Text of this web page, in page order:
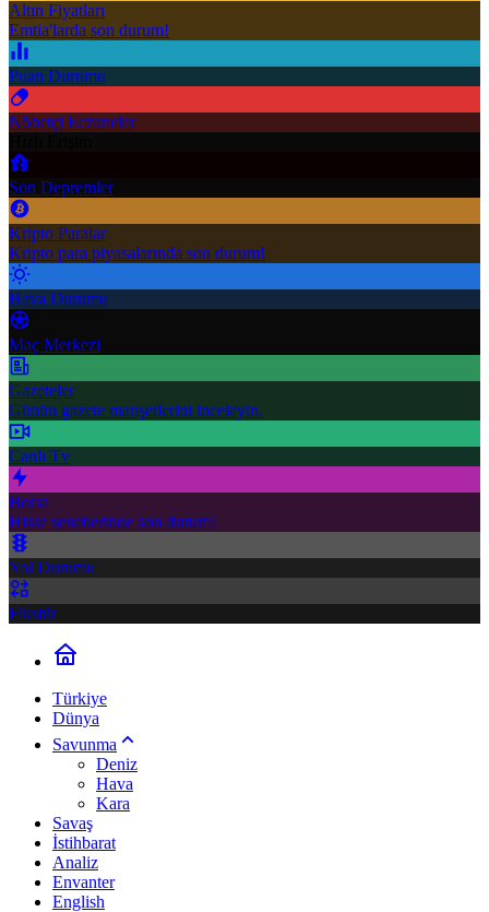
Altın Fiyatları
Emtia'larda son durum!
Puan Durumu
Nöbetçi Eczaneler
Son Depremler
Kripto Paralar
Kripto para piyasalarında son durum!
Hava Durumu
Maç Merkezi
Gazeteler
Günün gazete manşetlerini inceleyin.
Canlı Tv
Borsa
Hisse senetlerinde son durum!
Yol Durumu
Fikstür
Türkiye
Dünya
Savunma
Deniz
Hava
Kara
Savaş
İstihbarat
Analiz
Envanter
English